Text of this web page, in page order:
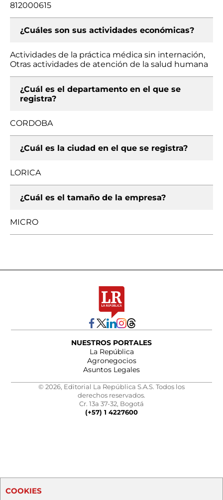
812000615
¿Cuáles son sus actividades económicas?
Actividades de la práctica médica sin internación,
Otras actividades de atención de la salud humana
¿Cuál es el departamento en el que se
registra?
CORDOBA
¿Cuál es la ciudad en el que se registra?
LORICA
¿Cuál es el tamaño de la empresa?
MICRO
NUESTROS PORTALES
La República
Agronegocios
Asuntos Legales
© 2026, Editorial La República S.A.S. Todos los
derechos reservados.
Cr. 13a 37-32, Bogotá
(+57) 1 4227600
COOKIES